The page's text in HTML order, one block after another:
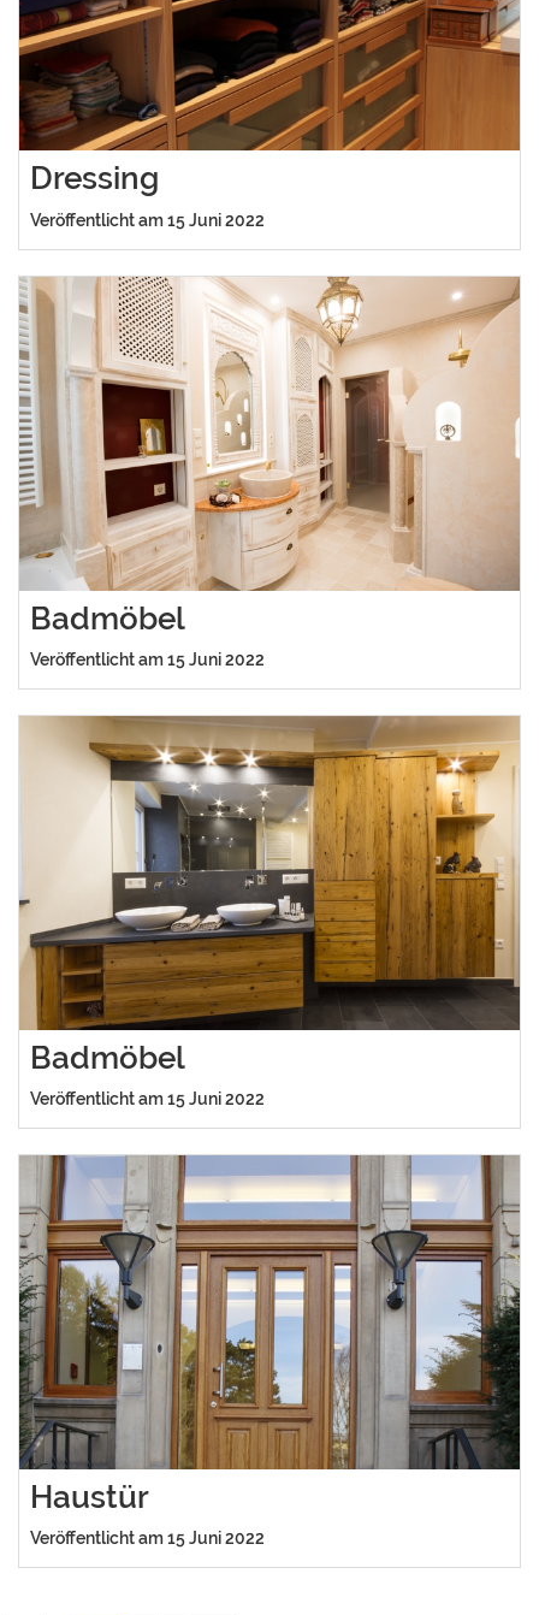
Dressing
Veröffentlicht am 15 Juni 2022
Badmöbel
Veröffentlicht am 15 Juni 2022
Badmöbel
Veröffentlicht am 15 Juni 2022
Haustür
Veröffentlicht am 15 Juni 2022